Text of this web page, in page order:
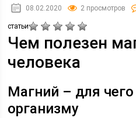
08.02.2020 2 просмотров
статьи
Чем полезен
человека
Магний – для
организму